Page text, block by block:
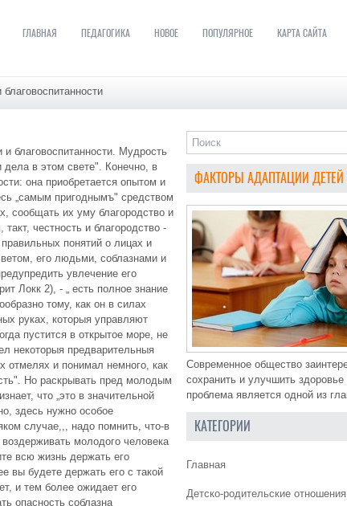
ГЛАВНАЯ ПЕДАГОГИКА НОВОЕ ПОПУЛЯРНОЕ КАРТА САЙТА
благовоспитанности. Мудрость
дела в этом свете". Конечно, в
она приобретается опытом и
„самым пригоднымъ" средством
сообщать их уму благородство и
честность и благородство -
понятий о лицах и
его людьми, соблазнами и
увлечение его
Локк 2), - „ есть полное знание
тому, как он в силах
руках, которыя управляют
пустится в открытое море, не
некоторыя предварительныя
отмелях и понимал немного, как
Но раскрывать пред молодым
что „это в значительной
здесь нужно особое
случае,,, надо помнить, что-в
молодого человека
всю жизнь держать его
вы будете держать его с такой
и тем более ожидает его
опасность соблазна
ФАКТОРЫ АДАПТАЦИИ
Современное общество
сохранить и улучшить
проблема является одной из
КАТЕГОРИИ
Главная
Детско-родительские отношения